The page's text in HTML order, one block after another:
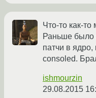
Что-то как-
Раньше было
патчи в
consoled.
ishmourzin
29.08.2015